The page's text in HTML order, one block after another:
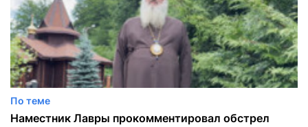
По теме
Наместник Лавры прокомментировал обстрел